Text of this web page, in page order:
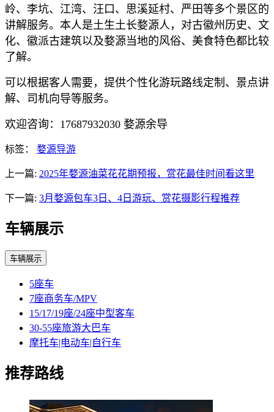
岭、李坑、江湾、汪口、思溪延村、严田等多个景区的
讲解服务。本人是土生土长婺源人，对古徽州历史、文
化、徽派古建筑以及婺源当地的风俗、美食特色都比较
了解。
可以根据客人需要，提供个性化游玩路线定制、景点讲
解、司机向导等服务。
欢迎咨询：17687932030 婺源余导
标签： 婺源导游
上一篇: 2025年婺源油菜花花期预报，赏花最佳时间看这里
下一篇: 3月婺源包车3日、4日游玩、赏花摄影行程推荐
车辆展示
车辆展示
5座车
7座商务车/MPV
15/17/19座/24座中型客车
30-55座旅游大巴车
摩托车|电动车|自行车
推荐路线